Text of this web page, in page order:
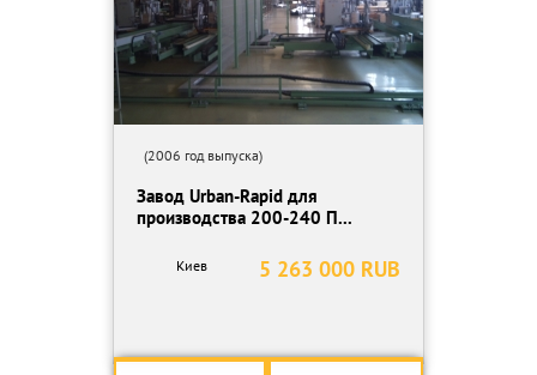
(2006 год выпуска)
Завод Urban-Rapid для
производства 200-240 П...
5 263 000 RUB
Киев